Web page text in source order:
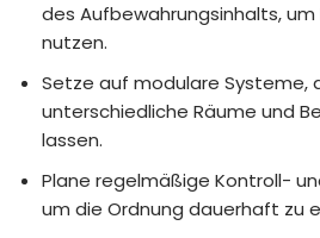
des Aufbewahrungsinhalts,
nutzen.
Setze auf modulare Systeme,
unterschiedliche Räume und
lassen.
Plane regelmäßige Kontroll-
um die Ordnung dauerhaft zu